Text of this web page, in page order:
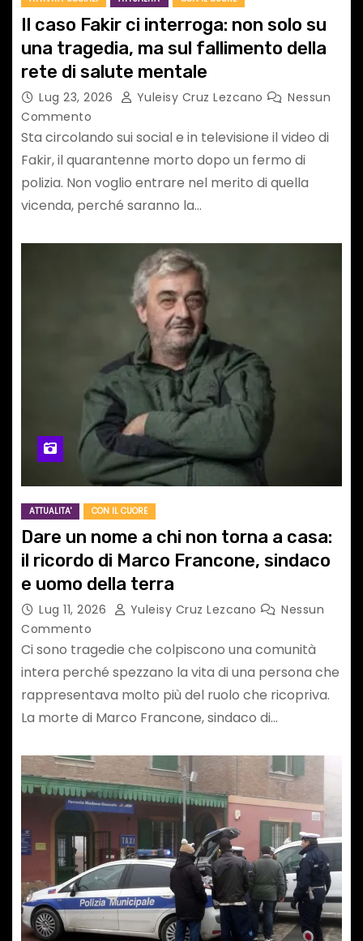
Il caso Fakir ci interroga: non solo su
una tragedia, ma sul fallimento della
rete di salute mentale
Lug 23, 2026 Yuleisy Cruz Lezcano
Nessun
Commento
Sta circolando sui social e in televisione il video di
Fakir, il quarantenne morto dopo un fermo di
polizia. Non voglio entrare nel merito di quella
vicenda, perché saranno la…
ATTUALITA' CON IL CUORE
Dare un nome a chi non torna a casa:
il ricordo di Marco Francone, sindaco
e uomo della terra
Lug 11, 2026 Yuleisy Cruz Lezcano
Nessun
Commento
Ci sono tragedie che colpiscono una comunità
intera perché spezzano la vita di una persona che
rappresentava molto più del ruolo che ricopriva.
La morte di Marco Francone, sindaco di…